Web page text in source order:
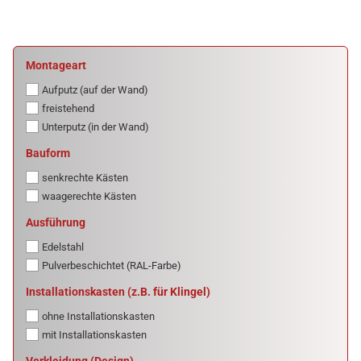
MONTAGEART
Montageart
Aufputz (auf der Wand)
freistehend
Unterputz (in der Wand)
BAUFORM
Bauform
senkrechte Kästen
waagerechte Kästen
AUSFÜHRUNG
Ausführung
Edelstahl
Pulverbeschichtet (RAL-Farbe)
INSTALLATIONSKASTEN
FÜR
KLINGEL)
Installationskasten (z.B. für Klingel)
ohne Installationskasten
mit Installationskasten